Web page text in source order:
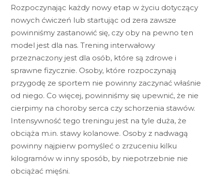
Rozpoczynając każdy nowy etap w życiu dotyczący
nowych ćwiczeń lub startując od zera zawsze
powinniśmy zastanowić się, czy oby na pewno ten
model jest dla nas. Trening interwałowy
przeznaczony jest dla osób, które są zdrowe i
sprawne fizycznie. Osoby, które rozpoczynają
przygodę ze sportem nie powinny zaczynać właśnie
od niego. Co więcej, powinniśmy się upewnić, że nie
cierpimy na choroby serca czy schorzenia stawów.
Intensywność tego treningu jest na tyle duża, że
obciąża m.in. stawy kolanowe. Osoby z nadwagą
powinny najpierw pomyśleć o zrzuceniu kilku
kilogramów w inny sposób, by niepotrzebnie nie
obciążać mięśni.